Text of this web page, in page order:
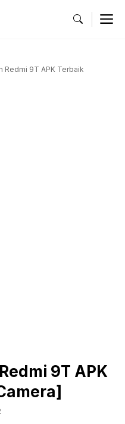
Redmi 9T APK Terbaik
9T APK